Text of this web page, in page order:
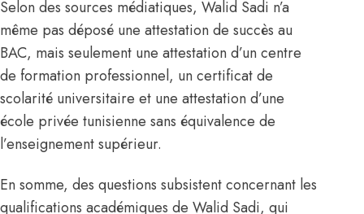
Selon des sources médiatiques, Walid Sadi n’a
même pas déposé une attestation de succès au
BAC, mais seulement une attestation d’un centre
de formation professionnel, un certificat de
scolarité universitaire et une attestation d’une
école privée tunisienne sans équivalence de
l’enseignement supérieur.
En somme, des questions subsistent concernant les
qualifications académiques de Walid Sadi, qui